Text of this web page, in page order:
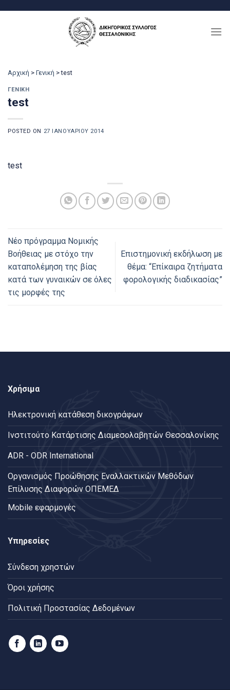
Αρχική > Γενική >test
ΓΕΝΙΚΉ
test
POSTED ON 27 ΙΑΝΟΥΑΡΊΟΥ 2014
test
Νέο πρόγραμμα Νομικής
Βοήθειας με στόχο την
καταπολέμηση της βίας
κατά των γυναικών σε όλες
τις μορφές της
Επιστημονική εκδήλωση με
θέμα: “Επίκαιρα ζητήματα
φορολογικής διαδικασίας”
Χρήσιμα
Ηλεκτρονική κατάθεση δικογράφων
Ινστιτούτο Κατάρτισης Διαμεσολαβητών Θεσσαλονίκης
ADR - ODR International
Oργανισμός Προώθησης Εναλλακτικών Μεθόδων
Επίλυσης Διαφορών ΟΠΕΜΕΔ
Mobile εφαρμογές
Υπηρεσίες
Σύνδεση χρηστών
Όροι χρήσης
Πολιτική Προστασίας Δεδομένων